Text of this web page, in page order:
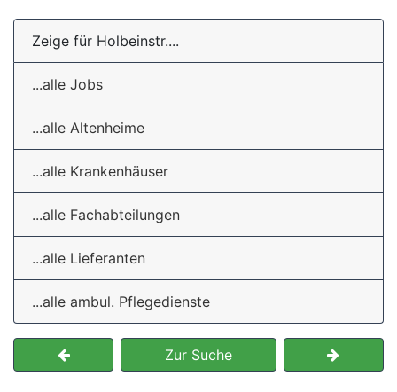
Zeige für Holbeinstr....
...alle Jobs
...alle Altenheime
...alle Krankenhäuser
...alle Fachabteilungen
...alle Lieferanten
...alle ambul. Pflegedienste
Zur Suche